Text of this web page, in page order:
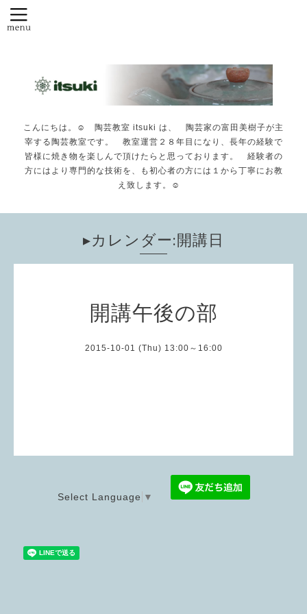
こんにちは。☺️ 陶芸教室 itsuki は、 陶芸家の富田美樹子が主
宰する陶芸教室です。 教室運営２８年目になり、長年の経験で
皆様に焼き物を楽しんで頂けたらと思っております。 経験者の
方にはより専門的な技術を、も初心者の方には１から丁寧にお教
え致します。☺️
▸カレンダー:開講日
開講午後の部
2015-10-01 (Thu) 13:00～16:00
Select Language ▼